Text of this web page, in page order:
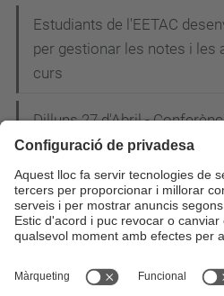
Estudiants de l'EETAC
per gestionar les notes i les
curs
Dilluns 27 d'Abril -
Infraestructura de Clau
projectes e-DNI i e-
Inscriu-te ja a la 20a Nit de
i la Informàtica!
Estudiants de l'EETAC i